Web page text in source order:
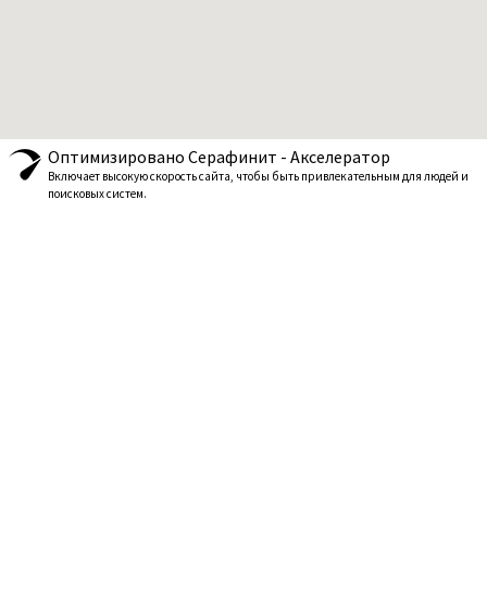
Оптимизировано Серафинит - Акселератор
Включает высокую скорость сайта, чтобы быть привлекательным для людей и
поисковых систем.